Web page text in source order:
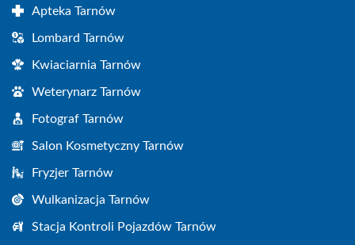
Apteka Tarnów
Lombard Tarnów
Kwiaciarnia Tarnów
Weterynarz Tarnów
Fotograf Tarnów
Salon Kosmetyczny Tarnów
Fryzjer Tarnów
Wulkanizacja Tarnów
Stacja Kontroli Pojazdów Tarnów